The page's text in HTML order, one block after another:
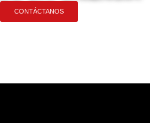
CONTÁCTANOS